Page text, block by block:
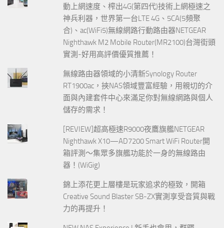
動上網速度、榨出4G(第四代)技術上網極速之
神兵利器，世界第一台LTE 4G、5CA(5頻聚
合)、ac(WiFi5)無線網路行動路由器NETGEAR
Nighthawk M2 Mobile Router(MR2100)台灣街頭
實測-好用高評價優質推薦！
無線路由器領域的小清新Synology Router
RT1900ac，挾NAS領域豐富經驗，用親切的介
面與內建套件中心來滿足你對無線網路與個人
儲存的需求！
[REVIEW]超高極速R9000夜鷹旗艦NETGEAR
Nighthawk X10—AD7200 Smart WiFi Router開
箱評測～集眾多旗艦功能於一身的無線路由
器！(WiGig)
錦上添花更上層樓是玩家追求的極致，開箱
Creative Sound Blaster SB-ZX實測享受音質與戰
力的再提升！